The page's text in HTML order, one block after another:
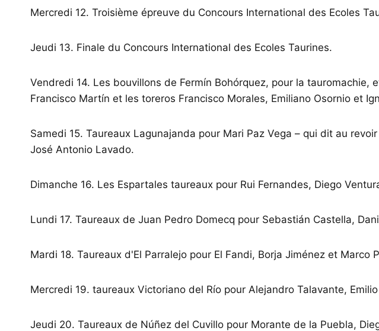
Mercredi 12. Troisième épreuve du Concours International des Ecoles
Jeudi 13. Finale du Concours International des Ecoles Taurines.
Vendredi 14. Les bouvillons de Fermín Bohórquez, pour la tauromachie,
Francisco Martín et les toreros Francisco Morales, Emiliano Osornio et
Samedi 15. Taureaux Lagunajanda pour Mari Paz Vega – qui dit au
José Antonio Lavado.
Dimanche 16. Les Espartales taureaux pour Rui Fernandes, Diego
Lundi 17. Taureaux de Juan Pedro Domecq pour Sebastián Castella,
Mardi 18. Taureaux d'El Parralejo pour El Fandi, Borja Jiménez et Marco
Mercredi 19. taureaux Victoriano del Río pour Alejandro Talavante,
Jeudi 20. Taureaux de Núñez del Cuvillo pour Morante de la Puebla,